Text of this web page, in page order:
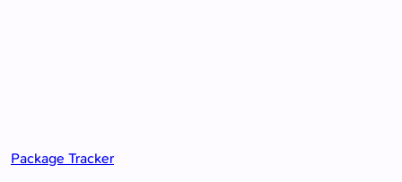
Package Tracker